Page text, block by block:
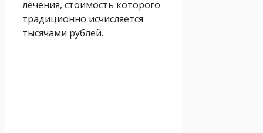
лечения, стоимость которого
традиционно исчисляется
тысячами рублей.